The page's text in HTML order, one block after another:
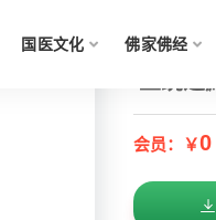
国医文化 佛家佛经
会员：￥0